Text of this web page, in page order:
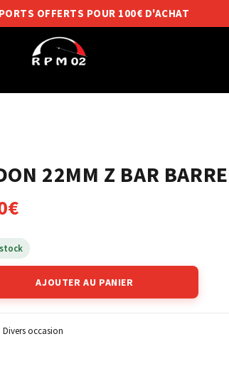
OFFERTS POUR 100€ D'ACHAT
22MM Z BAR
€
AJOUTER AU PANIER
Divers occasion